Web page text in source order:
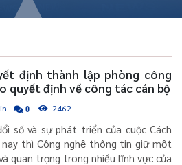
định thành lập phòng công
quyết định về công tác cán bộ
0 2462
số và sự phát triển của cuộc Cách
nay thì Công nghệ thông tin giữ một
quan trọng trong nhiều lĩnh vực của